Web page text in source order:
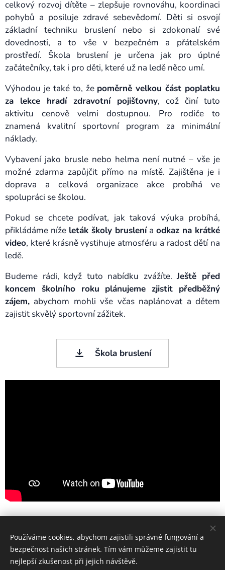
celkový rozvoj dítěte – zlepšuje rovnováhu, koordinaci
pohybů a posiluje zdravé sebevědomí. Děti si osvojí
základní techniku bruslení nebo si zdokonalí své
dovednosti, a to vše v bezpečném a přátelském
prostředí. Škola bruslení je určena jak pro úplné
začátečníky, tak i pro děti, které už na ledě něco umí.
Výhodou je také to, že poměrně velkou část poplatku
za lekce hradí zdravotní pojišťovny, což činí tuto
aktivitu cenově velmi dostupnou. Pro rodiče to
znamená kvalitní sportovní program za minimální
náklady.
Vybavení jako brusle nebo helma není nutné – vše je
možné zdarma zapůjčit přímo na místě. Zajištěna je i
doprava a celková organizace akce probíhá ve
spolupráci se školou.
Pokud se chcete podívat, jak taková výuka probíhá,
přikládáme níže leták školy bruslenía odkaz na krátké
video, které krásně vystihuje atmosféru a radost dětí na
ledě.
Budeme rádi, když tuto nabídku zvážíte.Ještě před
koncem školního roku plánujeme zjistit předběžný
zájem, abychom mohli vše včas naplánovat a dětem
zajistit skvělý sportovní zážitek.
Škola bruslení
Používáme cookies, abychom zajistili správné fungování a
bezpečnost našich stránek. Tím vám můžeme zajistit tu
nejlepší zkušenost při jejich návštěvě.